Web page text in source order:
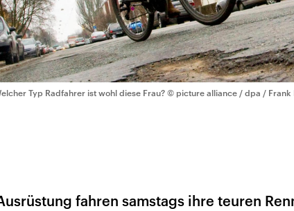
Typ Radfahrer ist wohl diese Frau? © picture alliance / dpa / Frank
fahren samstags ihre teuren